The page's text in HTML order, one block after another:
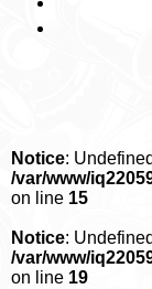
Notice:
/var/www/
on line 15
Notice:
/var/www/
on line 19